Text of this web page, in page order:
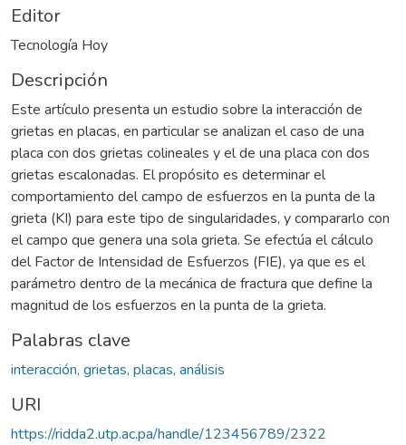
Editor
Tecnología Hoy
Descripción
Este artículo presenta un estudio sobre la interacción de
grietas en placas, en particular se analizan el caso de una
placa con dos grietas colineales y el de una placa con dos
grietas escalonadas. El propósito es determinar el
comportamiento del campo de esfuerzos en la punta de la
grieta (KI) para este tipo de singularidades, y compararlo con
el campo que genera una sola grieta. Se efectúa el cálculo
del Factor de Intensidad de Esfuerzos (FIE), ya que es el
parámetro dentro de la mecánica de fractura que define la
magnitud de los esfuerzos en la punta de la grieta.
Palabras clave
interacción, grietas, placas, análisis
URI
https://ridda2.utp.ac.pa/handle/123456789/2322